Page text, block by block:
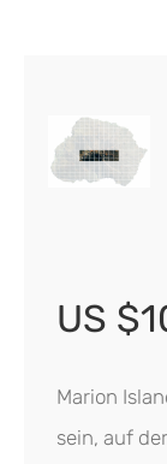
US
Marion
sein, auf